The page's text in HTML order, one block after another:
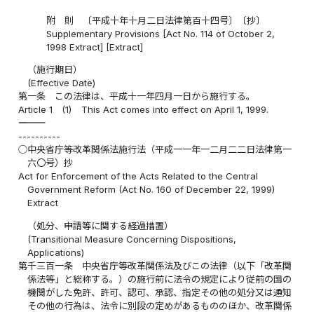
附 則 〔平成十年十月二日法律第百十四号〕〔抄〕
Supplementary Provisions [Act No. 114 of October 2,
1998 Extract] [Extract]
（施行期日）
(Effective Date)
第一条
この法律は、平成十一年四月一日から施行する。
Article 1
(1)
This Act comes into effect on April 1, 1999.
――――――――――
----------
○中央省庁等改革関係法施行法（平成一一年一二月二二日法律第一
六〇号）抄
Act for Enforcement of the Acts Related to the Central
Government Reform (Act No. 160 of December 22, 1999)
Extract
（処分、申請等に関する経過措置）
(Transitional Measure Concerning Dispositions,
Applications)
第千三百一条
中央省庁等改革関係法及びこの法律（以下「改革関
係法等」と総称する。）の施行前に法令の規定により従前の国の
機関がした免許、許可、認可、承認、指定その他の処分又は通知
その他の行為は、法令に別段の定めがあるもののほか、改革関係